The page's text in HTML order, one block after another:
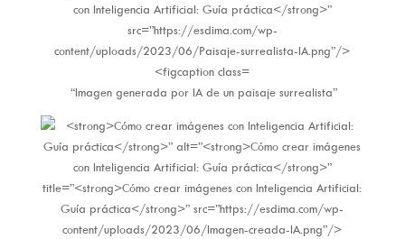
“Imagen generada por IA de un paisaje surrealista”